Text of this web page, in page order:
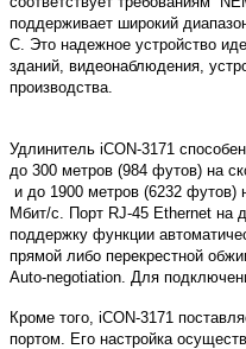
поддерживает широкий
C. Это надежное устройство
зданий, видеонаблюдения,
производства.
Удлинитель iCON-3171
до 300 метров (984 футов) на
и до 1900 метров (6232 футов)
Мбит/с. Порт RJ-45 Ethernet на
поддержку функции
прямой либо перекрестной
Auto-negotiation . Для
Кроме того, iCON-3171
портом. Его настройка